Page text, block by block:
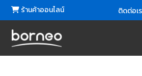
ร้านค้าออนไลน์ ติดต่อเ